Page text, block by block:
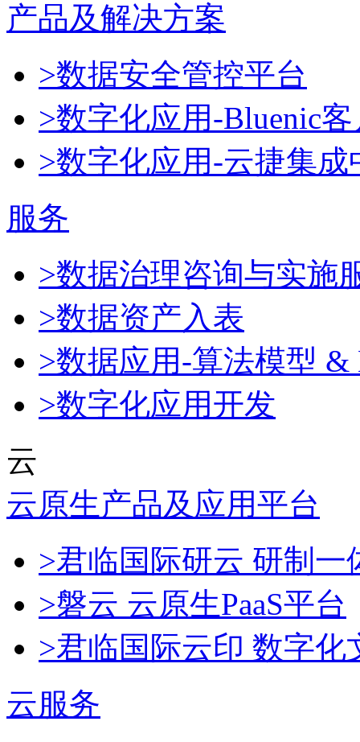
产品及解决方案
>数据安全管控平台
>数字化应用-Bluenic
>数字化应用-云捷集成
服务
>数据治理咨询与实施
>数据资产入表
>数据应用-算法模型 &
>数字化应用开发
云
云原生产品及应用平台
>君临国际研云 研制
>磐云 云原生PaaS平台
>君临国际云印 数字化
云服务